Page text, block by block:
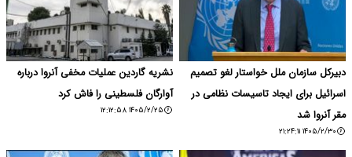
دبیرکل سازمان ملل خواستار لغو تصمیم
اسرائیل برای ایجاد تاسیسات نظامی در
مقر آنروا شد
۱۴۰۵/۲/۳۰ ۲۱:۲۴:۱۱
نشریه گاردین عملیات مخفی آنروا درباره
آوارگان فلسطینی را فاش کرد
۱۴۰۵/۲/۲۵ ۱۲:۱۲:۵۸